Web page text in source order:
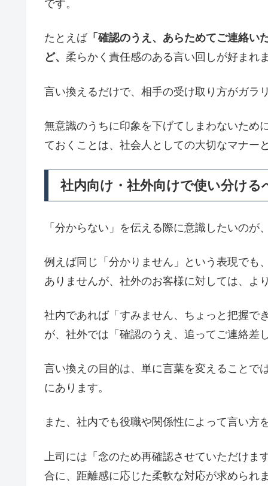
です。
たとえば「確認のうえ、あらためてご連絡い
ど、 柔らかく責任感のある言い回しが好まれ
言い換えるだけで、相手の受け取り方がガラ
無意識のうちに印象を下げてしまわないため
ておくことは、社会人としての大切なマナー
社内向け・社外向けで使い分ける
「分からない」を伝える際に意識したいのが
例えば同じ「分かりません」という表現でも
ありませんが、社外のお客様に対しては、よ
社内であれば「すみません、ちょっと把握で
が、社外では「確認のうえ、追ってご連絡差
言い換えの目的は、単に言葉を変えることで
にあります。
また、社内でも役職や関係性によって言い方
上司には「念のため再確認させていただけ
合に、距離感に応じた柔軟な対応が求められ